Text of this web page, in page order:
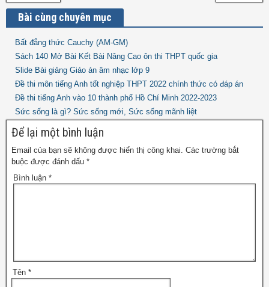
Bài cùng chuyên mục
Bất đẳng thức Cauchy (AM-GM)
Sách 140 Mở Bài Kết Bài Nâng Cao ôn thi THPT quốc gia
Slide Bài giảng Giáo án âm nhạc lớp 9
Đề thi môn tiếng Anh tốt nghiệp THPT 2022 chính thức có đáp án
Đề thi tiếng Anh vào 10 thành phố Hồ Chí Minh 2022-2023
Sức sống là gì? Sức sống mới, Sức sống mãnh liệt
Để lại một bình luận
Email của bạn sẽ không được hiển thị công khai. Các trường bắt
buộc được đánh dấu *
Bình luận *
Tên *